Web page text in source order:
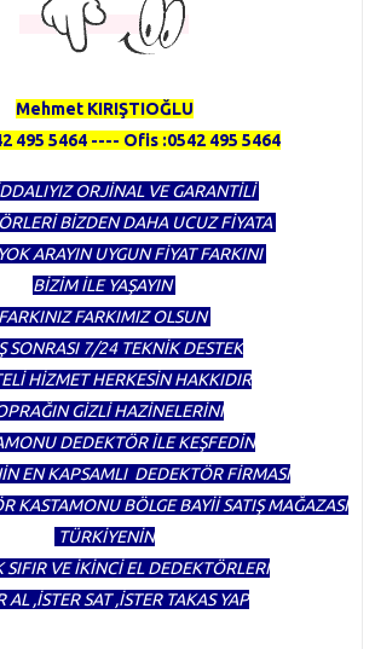
Mehmet KIRIŞTIOĞLU
495 5464 ---- Ofis :0542 495 5464
ORJİNAL VE GARANTİLİ
BİZDEN DAHA UCUZ FİYATA
ARAYIN UYGUN FİYAT FARKINI
BİZİM İLE YAŞAYIN
FARKINIZ FARKIMIZ OLSUN
SONRASI 7/24 TEKNİK DESTEK
HİZMET HERKESİN HAKKIDIR
GİZLİ HAZİNELERİNİ
DEDEKTÖR İLE KEŞFEDİN
EN KAPSAMLI DEDEKTÖR FİRMASI
KASTAMONU BÖLGE BAYİİ SATIŞ MAĞAZASI
TÜRKİYENİN
SIFIR VE İKİNCİ EL DEDEKTÖRLERİ
AL ,İSTER SAT ,İSTER TAKAS YAP